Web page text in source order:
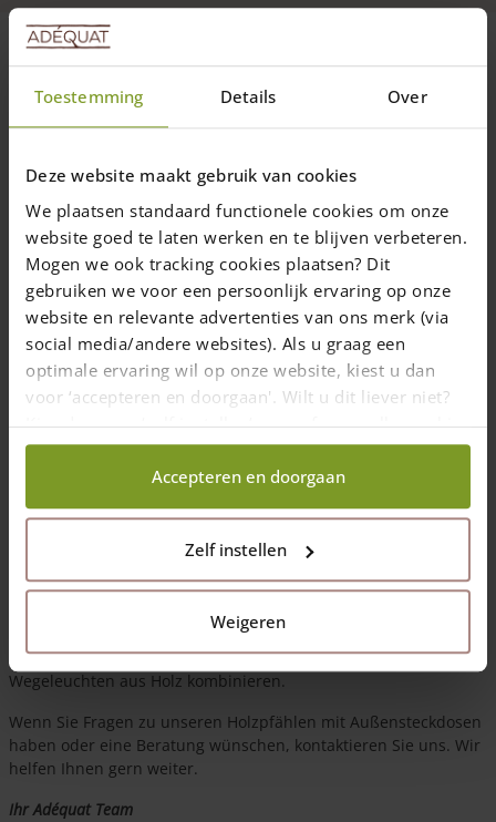
Toestemming Details Over
Deze website maakt gebruik van cookies
We plaatsen standaard functionele cookies om onze
website goed te laten werken en te blijven verbeteren.
Mogen we ook tracking cookies plaatsen? Dit
gebruiken we voor een persoonlijk ervaring op onze
website en relevante advertenties van ons merk (via
social media/andere websites). Als u graag een
optimale ervaring wil op onze website, kiest u dan
voor ‘accepteren en doorgaan'. Wilt u dit liever niet?
Kies dan voor ‘zelf instellen’ en geef aan welke cookies
wij wel mogen verzamelen.
Accepteren en doorgaan
Zelf instellen
Weigeren
Aussensteckdosen für den Garten
Holzpfählen integrierte Außensteckdosen
sind sind eine
elegante und funktionale Lösung für Ihren Garten.
Die Holzpfosten sind wahlweise mit ein oder zwei
Außensteckdosen erhältlich.
Bei Adéquat fertigen wir unsere Holzpfähle aus
widerstandsfähigen Holzarten wie Edelkastanie und Robinie.
Die Pfähle sind in runder, abgerundeter und kantiger Form
erhältlich und fügen sich harmonisch in jede Gartenlandschaft
ein.
Ob zum Anschließen von Gartengeräten, Elektrogrill oder
Fahrradakku – mit einer festen Außensteckdose im Garten
das Stromnetz erfolgt über sichere Verbindungsklemmen und
eine wasserdichte Verbindungsbox, was eine einfache und
Außensteckdosennicht nur die Funktionalität, sondern auch
die Ästhetik Ihres Gartens auf.
Sie können die Außensteckdosen übrigens sehr gut mit unseren
Wegeleuchten aus Holz kombinieren.
Wenn Sie Fragen zu unseren Holzpfählen mit Außensteckdosen
haben oder eine Beratung wünschen, kontaktieren Sie uns. Wir
helfen Ihnen gern weiter.
Ihr Adéquat Team